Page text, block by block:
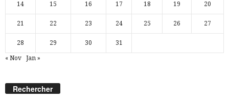
14 15 16 17 18 19 20
21 22 23 24 25 26 27
28 29 30 31
« Nov Jan »
Rechercher